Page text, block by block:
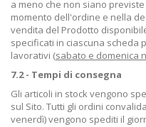
a meno che non siano
momento dell'ordine e nella
vendita del Prodotto
specificati in ciascuna scheda
lavorativi (sabato e domenica
7.2 - Tempi di consegna
Gli articoli in stock vengono
sul Sito. Tutti gli ordini
venerdì) vengono spediti il